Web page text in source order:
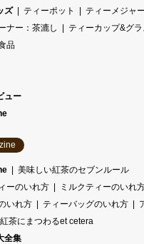
ズ
ティーポット
ティーメジャー
ナー：茶漉し
ティーカップ&グラ
品
ュー
美味しい紅茶のセブンルール
ーのいれ方
ミルクティーのいれ
いれ方
ティーバッグのいれ方
紅茶にまつわるet cetera
全集